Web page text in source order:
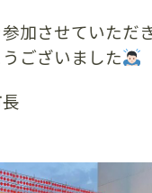
加させていただ
ございました